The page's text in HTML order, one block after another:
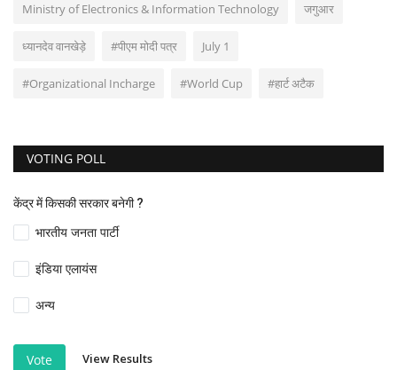
Ministry of Electronics & Information Technology जगुआर
ध्यानदेव वानखेड़े #पीएम मोदी पत्र July 1
#Organizational Incharge #World Cup #हार्ट अटैक
VOTING POLL
केंद्र में किसकी सरकार बनेगी ?
भारतीय जनता पार्टी
इंडिया एलायंस
अन्य
Vote View Results